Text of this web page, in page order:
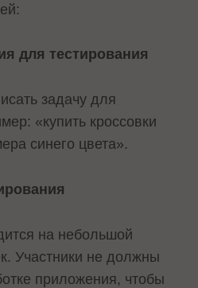
для тестирования
задачу для
«купить кроссовки
синего цвета».
на небольшой
Участники не должны
приложения, чтобы